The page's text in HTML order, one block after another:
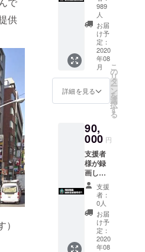
供
バー
ジョン3
筐体増
設を計
画して
おりま
した。
実現の
低10台
の筐体
たしま
す。
返礼：
60回プ
レイ回
数券
ゲー
センミ
カド
（高田
馬場・
池袋）
権。 現
在コラ
ボ営業
は、大
阪府・
広島
県。
（計画
進行中
が2県に
道府県
のゲー
ムセン
ター様
と今後
交渉を
進める
かは未
定です
が、コ
ラボ店
舗は今
後増や
989
人
お届
け予
定：
2020
年08
月
詳細を見る
こ
の
リ
タ
ー
ン
を
選
択
す
る
90,
000 円
支援者
様が録
画した
プレイ
動画
を、
ゲーセ
ンミカ
ドの
チャン
ネルを
支援
者：
0人
お届
け予
定：
2020
年08